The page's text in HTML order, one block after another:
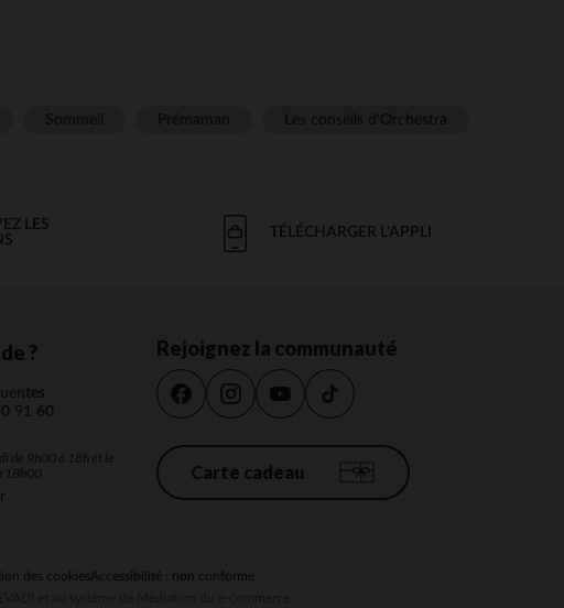
LES
TÉLÉCHARGER L'APPLI
?
91 60
de 9h00 à 18h et le
18h00
Rejoignez la communauté
Carte cadeau
des cookiesAccessibilité : non conforme